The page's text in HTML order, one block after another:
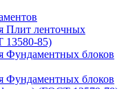
Плит ленточных
13580-85)
Фундаментных блоков
Фундаментных блоков